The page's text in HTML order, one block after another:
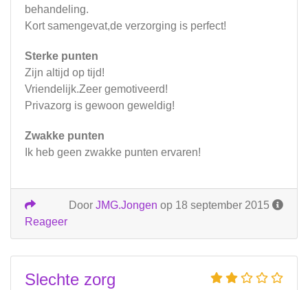
behandeling.
Kort samengevat,de verzorging is perfect!
Sterke punten
Zijn altijd op tijd!
Vriendelijk.Zeer gemotiveerd!
Privazorg is gewoon geweldig!
Zwakke punten
Ik heb geen zwakke punten ervaren!
Door JMG.Jongen op 18 september 2015
Reageer
Slechte zorg